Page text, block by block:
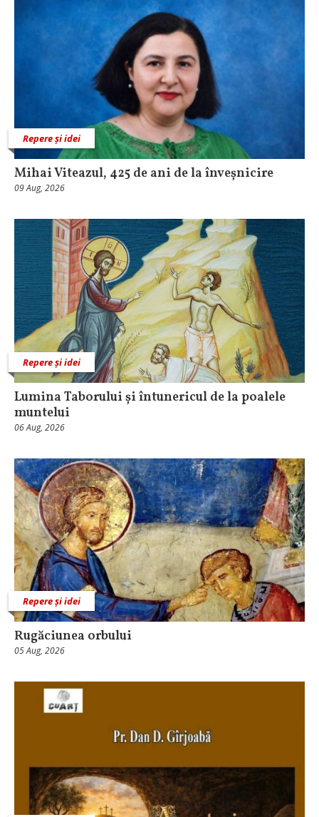
Repere și idei
Mihai Viteazul, 425 de ani de la înveșnicire
09 Aug, 2026
Repere și idei
Lumina Taborului și întunericul de la poalele
muntelui
06 Aug, 2026
Repere și idei
Rugăciunea orbului
05 Aug, 2026